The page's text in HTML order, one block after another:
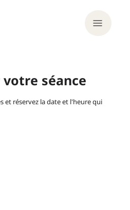
séance
et réservez la date et l'heure qui